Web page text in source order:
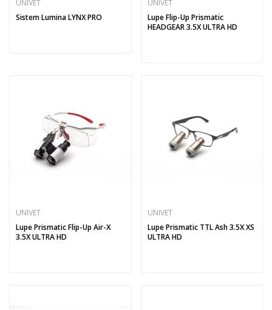
UNIVET
Sistem Lumina LYNX PRO
UNIVET
Lupe Flip-Up Prismatic
HEADGEAR 3.5X ULTRA HD
UNIVET
Lupe Prismatic Flip-Up Air-X
3.5X ULTRA HD
UNIVET
Lupe Prismatic TTL Ash 3.5X XS
ULTRA HD